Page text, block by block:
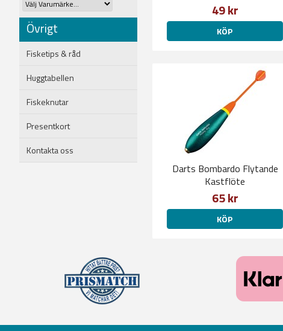
Övrigt
Fisketips & råd
Huggtabellen
Fiskeknutar
Presentkort
Kontakta oss
49 kr
KÖP
Darts Bombardo Flytande
Kastflöte
65 kr
KÖP